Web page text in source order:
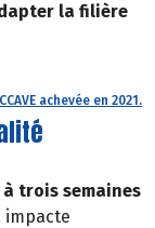
la filière
achevée en 2021.
à trois semaines
impacte